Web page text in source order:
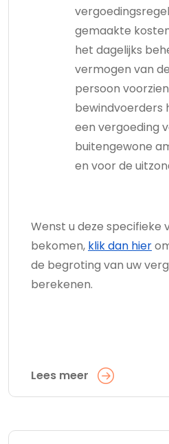
gemaakte
het dagelijks
vermogen van
persoon
bewindvoerders
een vergoeding
buitengewone
en voor de
Wenst u deze specifieke
bekomen, klik dan hier
de begroting van uw
berekenen.
Lees meer